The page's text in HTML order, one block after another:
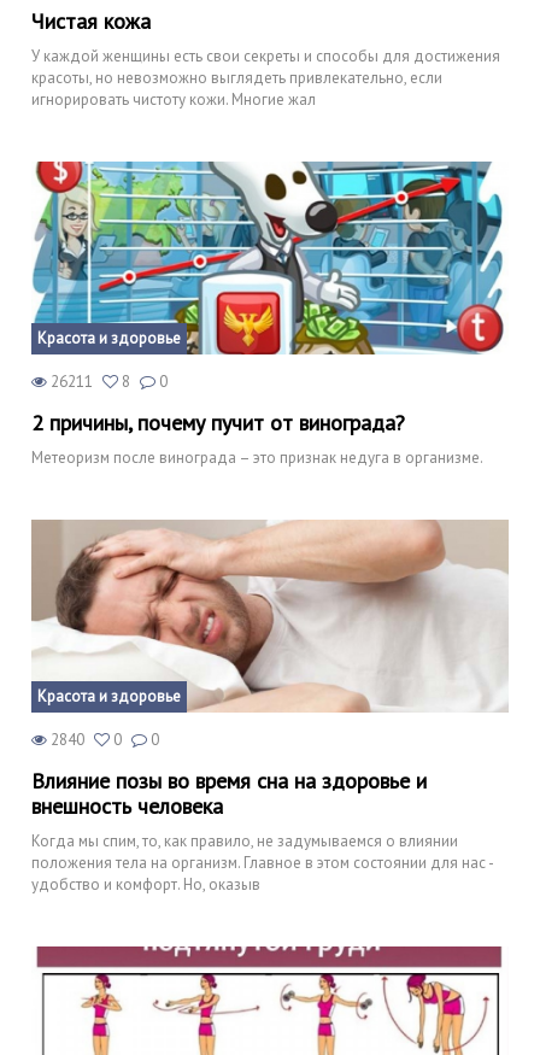
Чистая кожа
У каждой женщины есть свои секреты и способы для достижения
красоты, но невозможно выглядеть привлекательно, если
игнорировать чистоту кожи. Многие жал
Красота и здоровье
26211 8 0
2 причины, почему пучит от винограда?
Метеоризм после винограда – это признак недуга в организме.
Красота и здоровье
2840 0 0
Влияние позы во время сна на здоровье и
внешность человека
Когда мы спим, то, как правило, не задумываемся о влиянии
положения тела на организм. Главное в этом состоянии для нас -
удобство и комфорт. Но, оказыв